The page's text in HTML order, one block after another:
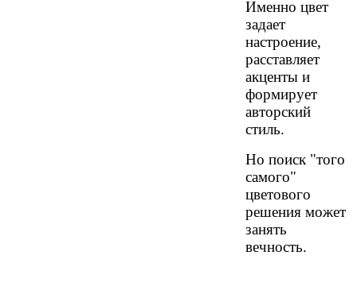
Именно цвет
задает
настроение,
расставляет
акценты и
формирует
авторский
стиль.
Но поиск "того
самого"
цветового
решения может
занять
вечность.